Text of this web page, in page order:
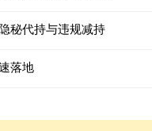
秘代持与违规减持
落地